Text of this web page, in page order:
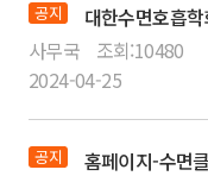
공지
사무국
조회:10480
2024-04-25
공지
홈페이지-수면